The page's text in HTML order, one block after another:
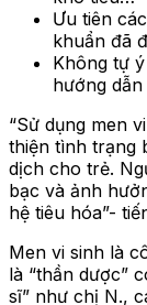
Ưu tiên
khuẩn đã
Không tự
hướng
“Sử dụng men
thiện tình trạng
dịch cho trẻ.
bạc và ảnh
hệ tiêu hóa”-
Men vi sinh là
là “thần dược”
sĩ” như chị N.,